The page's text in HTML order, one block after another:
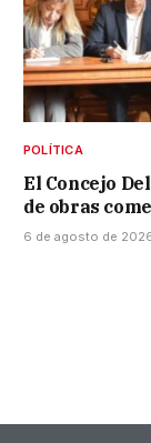
POLÍTICA
El Concejo
de obras
6 de agosto de